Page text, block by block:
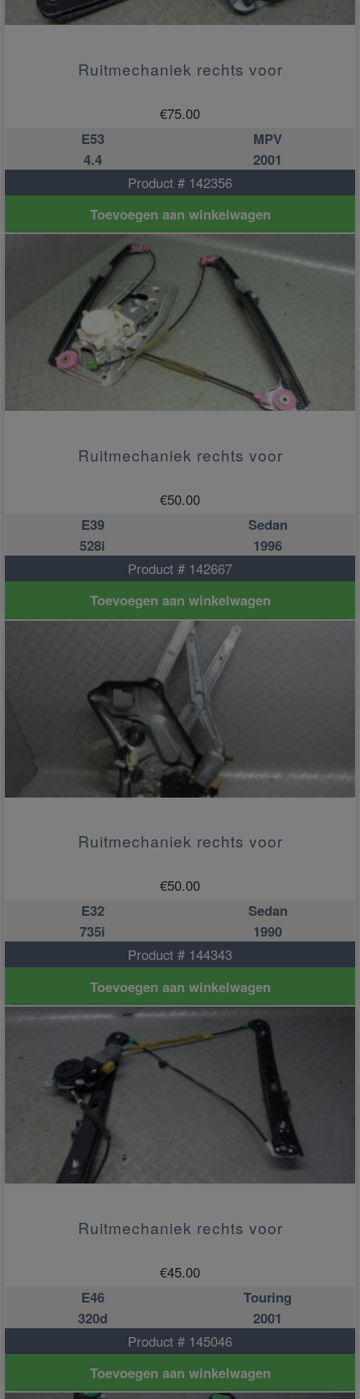
Ruitmechaniek rechts voor
€75.00
E53
MPV
4.4
2001
Product # 142356
Toevoegen aan winkelwagen
Ruitmechaniek rechts voor
€50.00
E39
Sedan
528i
1996
Product # 142667
Toevoegen aan winkelwagen
Ruitmechaniek rechts voor
€50.00
E32
Sedan
735i
1990
Product # 144343
Toevoegen aan winkelwagen
Ruitmechaniek rechts voor
€45.00
E46
Touring
320d
2001
Product # 145046
Toevoegen aan winkelwagen